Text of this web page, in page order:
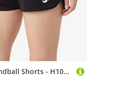
Damen Handball Shorts - H100 schwarz